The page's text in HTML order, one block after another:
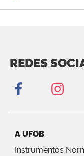
REDES
A UFOB
Instrumentos